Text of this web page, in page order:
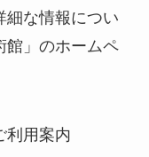
細な情報につい
館」のホームペ
利用案内